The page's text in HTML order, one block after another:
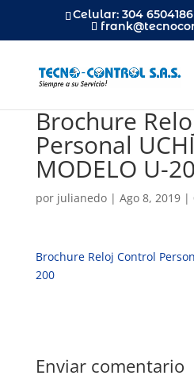
Celular: 304
Brochure
Personal
MODELO U-
por julianedo| Ago 8, 2019|
Brochure Reloj Control
200
Enviar comentario